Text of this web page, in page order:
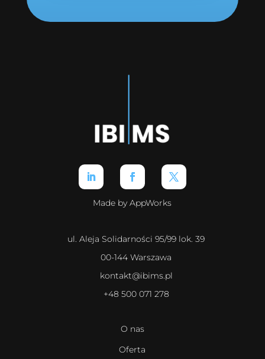
Made by AppWorks
ul. Aleja Solidarności 95/99 lok. 39
00-144 Warszawa
kontakt@ibims.pl
+48 500 071 278
O nas
Oferta